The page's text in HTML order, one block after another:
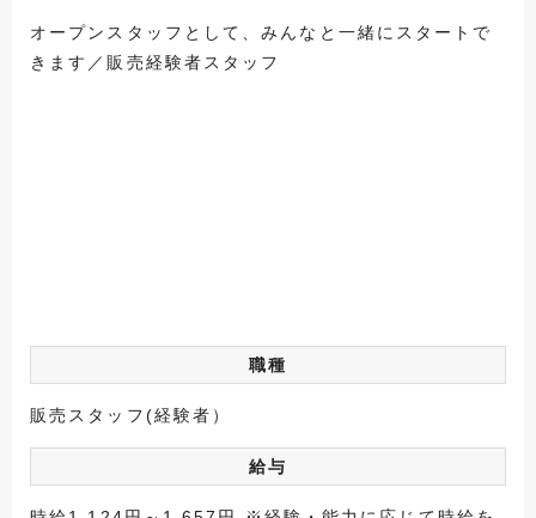
オープンスタッフとして、みんなと一緒にスタートで
きます／販売経験者スタッフ
職種
販売スタッフ(経験者）
給与